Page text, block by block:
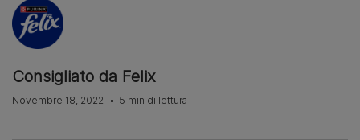
Consigliato da Felix
Novembre 18, 2022 5 min di lettura